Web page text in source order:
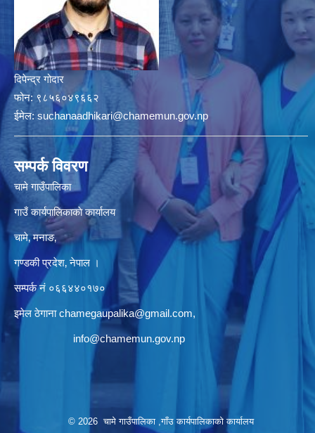
दिपेन्द्र गोदार
फोन: ९८५६०४९६६२
ईमेल: suchanaadhikari@chamemun.gov.np
सम्पर्क विवरण
चामे गाउँपालिका
गाउँ कार्यपालिकाकाे कार्यालय
चामे‚ मनाङ‚
गण्डकी प्रदेश‚ नेपाल ।
सम्पर्क न‌ं‍ ०६६४४०१७०
इमेल ठेगानाchamegaupalika@gmail.com,
info@chamemun.gov.np
© 2026 चामे गाउँपालिका ,गाँउ कार्यपालिकाको कार्यालय